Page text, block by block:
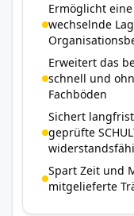
Ermöglicht
wechselnde
Erweitert das
schnell und
Fachböden
Sichert
geprüfte
Spart Zeit und
mitgelieferte